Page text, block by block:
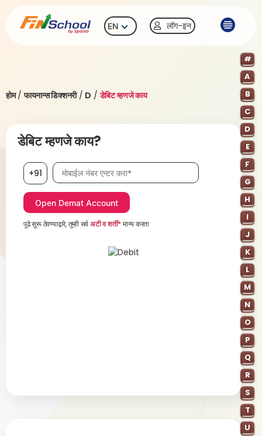
EN लॉग-इन
होम/फायनान्स डिक्शनरी/ D /डेबिट म्हणजे काय
#
A
B
C
D
E
F
G
H
I
J
K
L
M
N
O
P
Q
R
S
T
U
डेबिट म्हणजे काय?
+91 मोबाईल नंबर, आवश्यक
पुढे सुरू ठेवण्याद्वारे, तुम्ही सर्वअटी व शर्ती*मान्य करता